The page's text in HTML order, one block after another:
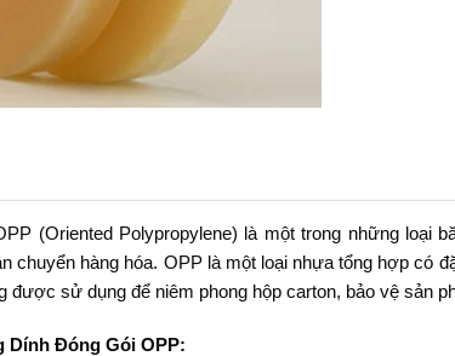
(Oriented Polypropylene) là một trong những loại
chuyển hàng hóa. OPP là một loại nhựa tổng hợp có
được sử dụng để niêm phong hộp carton, bảo vệ sản
Dính Đóng Gói OPP: